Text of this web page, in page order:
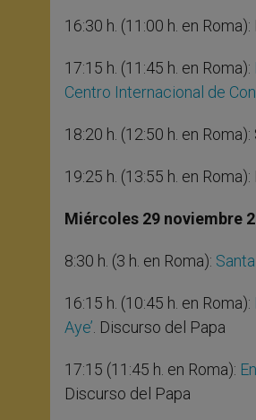
16:30 h. (11:00 h. en
17:15 h. (11:45 h. en Roma):
Centro Internacional de
18:20 h. (12:50 h. en
19:25 h. (13:55 h. en
Miércoles 29 noviembre
8:30 h. (3 h. en Roma):
16:15 h. (10:45 h. en Roma):
Aye’ . Discurso del Papa
17:15 (11:45 h. en Roma):
Discurso del Papa